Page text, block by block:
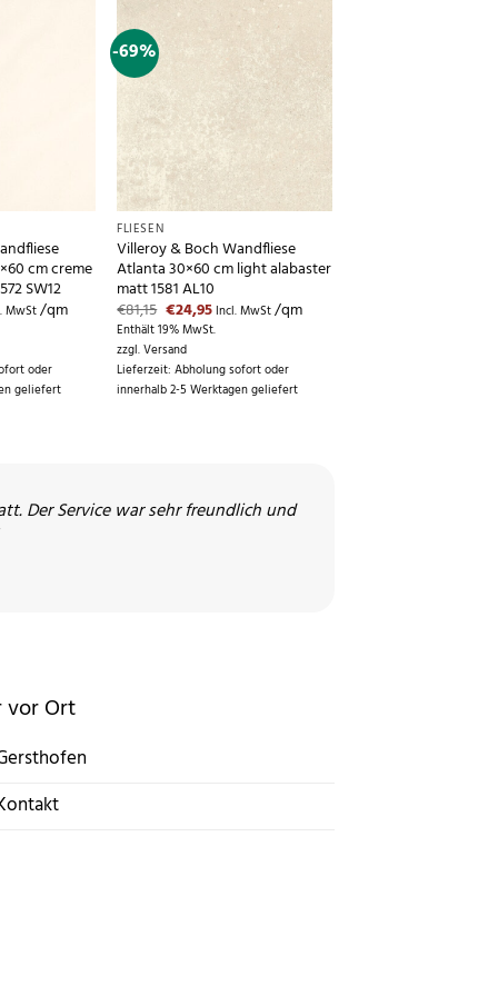
cm creme
SW12
MwSt/qm
oder
geliefert
-69%
FLIESEN
Villeroy & Boch Wandfliese
Atlanta 30×60 cm light alabaster
matt 1581 AL10
€81,15 Ursprünglicher
Preis
war:
€81,15
€24,95Aktueller
Preis
ist:
Incl. MwSt/qm
Enthält 19% MwSt.
zzgl.Versand
Lieferzeit: Abholung sofort oder
innerhalb 2-5 Werktagen geliefert
Der Service war sehr freundlich und
Herr Rahman Arslan hat mich
Ort